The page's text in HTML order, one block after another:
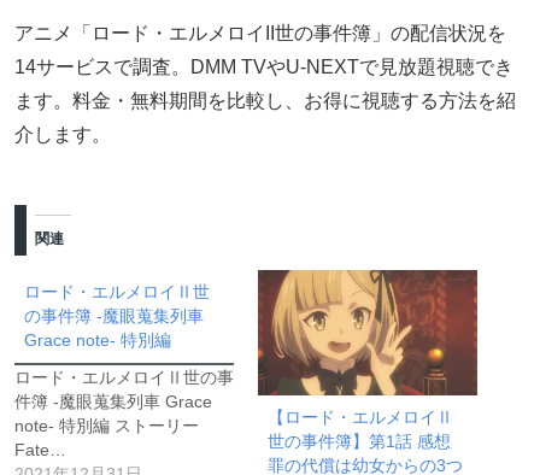
アニメ「ロード・エルメロイII世の事件簿」の配信状況を
14サービスで調査。DMM TVやU-NEXTで見放題視聴でき
ます。料金・無料期間を比較し、お得に視聴する方法を紹
介します。
関連
ロード・エルメロイⅡ世
の事件簿 -魔眼蒐集列車
Grace note- 特別編
ロード・エルメロイⅡ世の事
件簿 -魔眼蒐集列車 Grace
note- 特別編 ストーリー
Fate…
【ロード・エルメロイⅡ
世の事件簿】第1話 感想
罪の代償は幼女からの3つ